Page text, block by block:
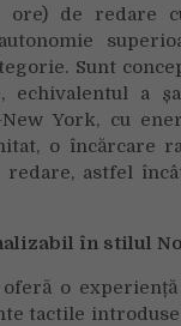
de redare
Sunt
echivalentul a
York, cu
o încărcare
astfel
în stilul
oferă o
tactile introduse